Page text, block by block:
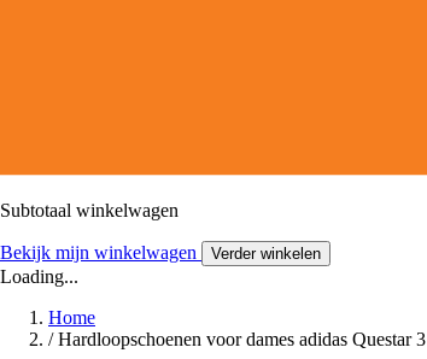
Subtotaal winkelwagen
Bekijk mijn winkelwagen Verder winkelen
Loading...
Home
/ Hardloopschoenen voor dames adidas Questar 3